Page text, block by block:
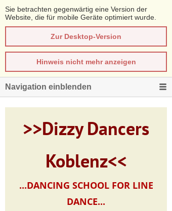
Sie betrachten gegenwärtig eine Version der
Website, die für mobile Geräte optimiert wurde.
Zur Desktop-Version
Hinweis nicht mehr anzeigen
Navigation einblenden
>>Dizzy Dancers
Koblenz<<
...DANCING SCHOOL FOR LINE
DANCE...